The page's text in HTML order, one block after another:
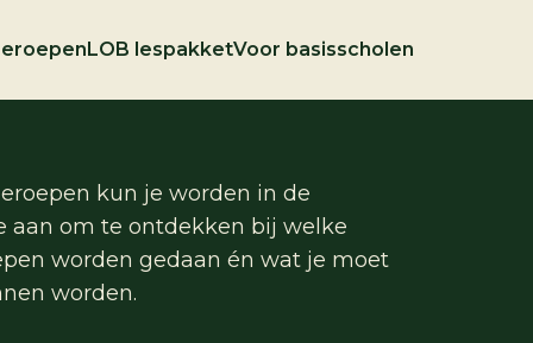
LOB lespakketVoor basisscholen
kun je worden in de
aan om te ontdekken bij welke
worden gedaan én wat je moet
worden.